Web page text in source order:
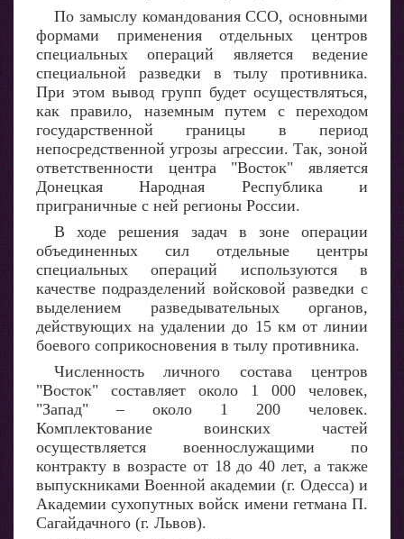
По замыслу командования ССО, основными
формами применения отдельных центров
специальных операций является ведение
специальной разведки в тылу противника.
При этом вывод групп будет осуществляться,
как правило, наземным путем с переходом
государственной границы в период
непосредственной угрозы агрессии. Так, зоной
ответственности центра "Восток" является
Донецкая Народная Республика и
приграничные с ней регионы России.
В ходе решения задач в зоне операции
объединенных сил отдельные центры
специальных операций используются в
качестве подразделений войсковой разведки с
выделением разведывательных органов,
действующих на удалении до 15 км от линии
боевого соприкосновения в тылу противника.
Численность личного состава центров
"Восток" составляет около 1 000 человек,
"Запад" – около 1 200 человек.
Комплектование воинских частей
осуществляется военнослужащими по
контракту в возрасте от 18 до 40 лет, а также
выпускниками Военной академии (г. Одесса) и
Академии сухопутных войск имени гетмана П.
Сагайдачного (г. Львов).